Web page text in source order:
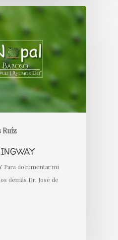
Ruíz
Para documentar mi
demás Dr. José de